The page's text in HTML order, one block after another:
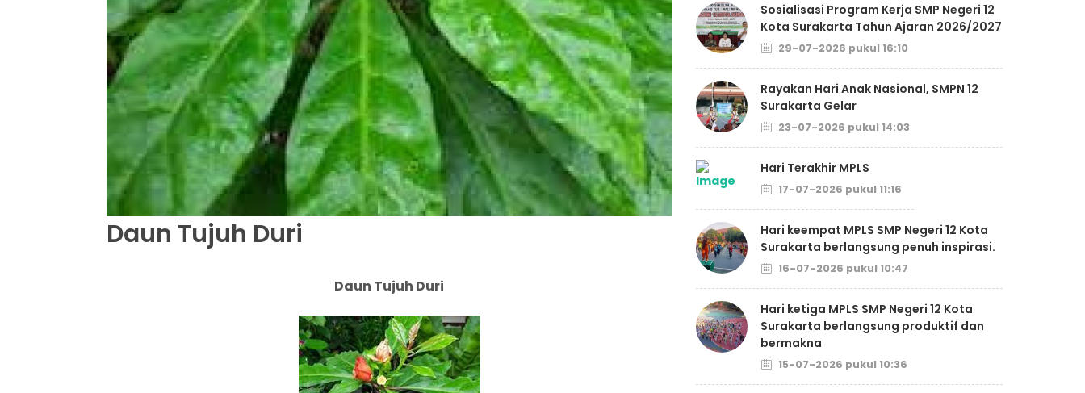
Daun Tujuh Duri
Daun Tujuh Duri
Sosialisasi Program Kerja SMP Negeri 12
Kota Surakarta Tahun Ajaran 2026/2027
29-07-2026 pukul 16:10
Rayakan Hari Anak Nasional, SMPN 12
Surakarta Gelar
23-07-2026 pukul 14:03
Hari Terakhir MPLS
17-07-2026 pukul 11:16
Hari keempat MPLS SMP Negeri 12 Kota
Surakarta berlangsung penuh inspirasi.
16-07-2026 pukul 10:47
Hari ketiga MPLS SMP Negeri 12 Kota
Surakarta berlangsung produktif dan
bermakna
15-07-2026 pukul 10:36